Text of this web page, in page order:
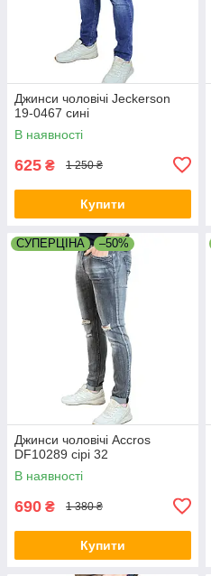
Джинси чоловічі Jeckerson
19-0467 сині
В наявності
625 ₴ 1 250 ₴
Купити
СУПЕРЦІНА –50%
Джинси чоловічі Accros
DF10289 сірі 32
В наявності
690 ₴ 1 380 ₴
Купити